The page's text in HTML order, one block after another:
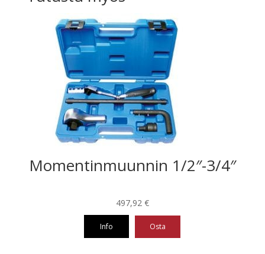
Momentinmuunnin 1/2″-3/4″
497,92 €
Info Osta